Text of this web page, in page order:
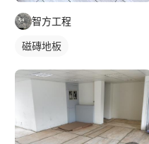
智方工程
磁磚地板